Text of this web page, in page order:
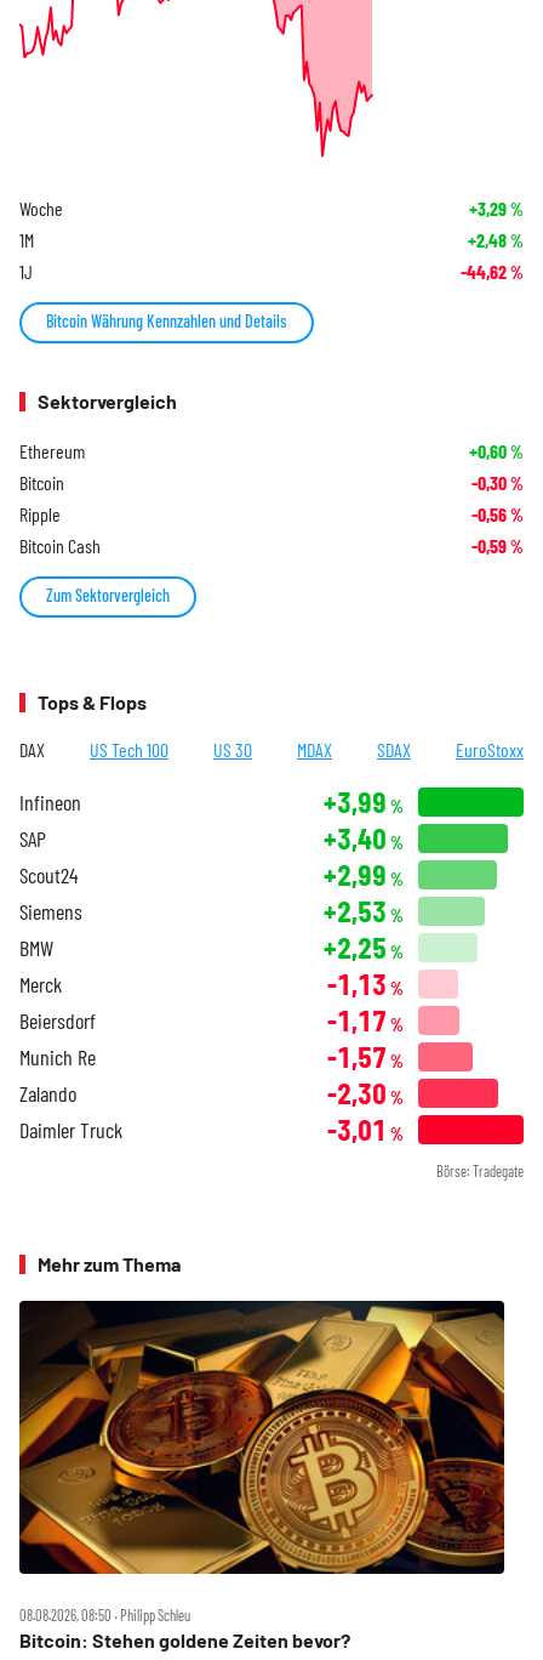
Woche +3,29%
1M +2,48%
1J -44,62%
Bitcoin Währung Kennzahlen und Details
Sektorvergleich
Ethereum +0,60%
Bitcoin -0,30%
Ripple -0,56%
Bitcoin Cash -0,59%
Zum Sektorvergleich
Tops & Flops
DAX US Tech 100 US 30 MDAX SDAX EuroStoxx
Infineon +3,99 %
SAP +3,40 %
Scout24 +2,99 %
Siemens +2,53 %
BMW +2,25 %
Merck -1,13 %
Beiersdorf -1,17 %
Munich Re -1,57 %
Zalando -2,30 %
Daimler Truck -3,01 %
Börse: Tradegate
Mehr zum Thema
08.08.2026, 08:50 ‧ Philipp Schleu
Bitcoin: Stehen goldene Zeiten bevor?